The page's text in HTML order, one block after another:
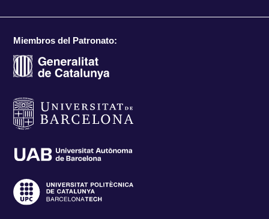
Miembros del Patronato: